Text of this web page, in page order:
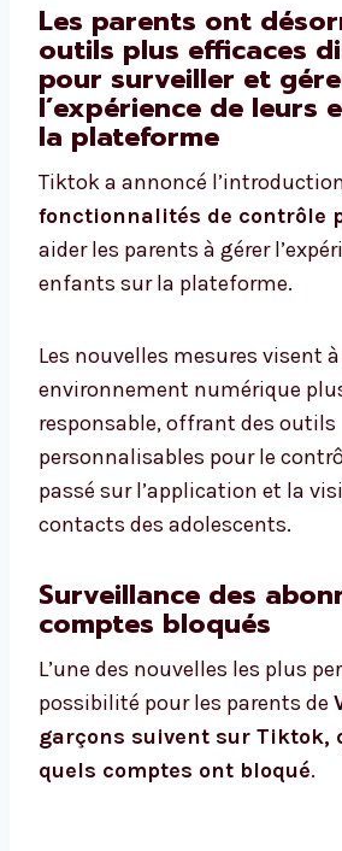
Les parents ont
outils plus efficaces
pour surveiller et
l’expérience de leurs
la plateforme
Tiktok a annoncé
fonctionnalités de contrôle
aider les parents à gérer
enfants sur la plateforme.
Les nouvelles mesures visent
environnement numérique
responsable, offrant des outils
personnalisables pour le
passé sur l’application et la
contacts des adolescents.
Surveillance des
comptes bloqués
L’une des nouvelles les plus
possibilité pour les parents de
garçons suivent sur Tiktok,
quels comptes ont bloqué.